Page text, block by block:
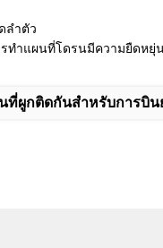
ลำตัว
ทำแผนที่โดรนมีความยืดหยุ่
ที่ผูกติดกันสําหรับการบิน